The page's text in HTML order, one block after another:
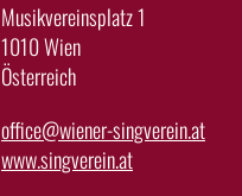
Musikvereinsplatz 1
1010 Wien
Österreich
office@wiener-singverein.at
www.singverein.at